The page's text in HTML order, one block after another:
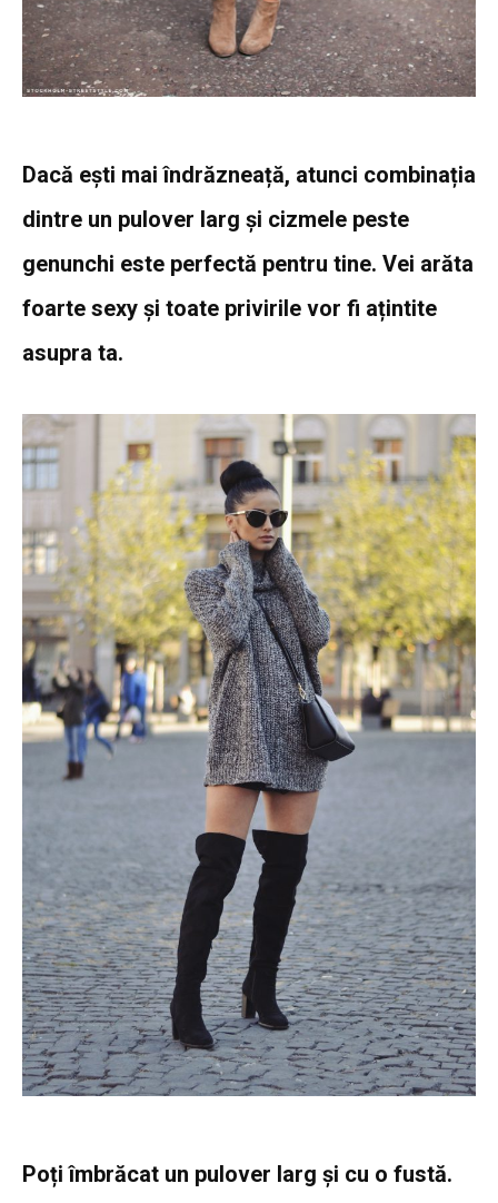
Dacă ești mai îndrăzneață, atunci combinația
dintre un pulover larg și cizmele peste
genunchi este perfectă pentru tine. Vei arăta
foarte sexy și toate privirile vor fi ațintite
asupra ta.
Poți îmbrăcat un pulover larg și cu o fustă.